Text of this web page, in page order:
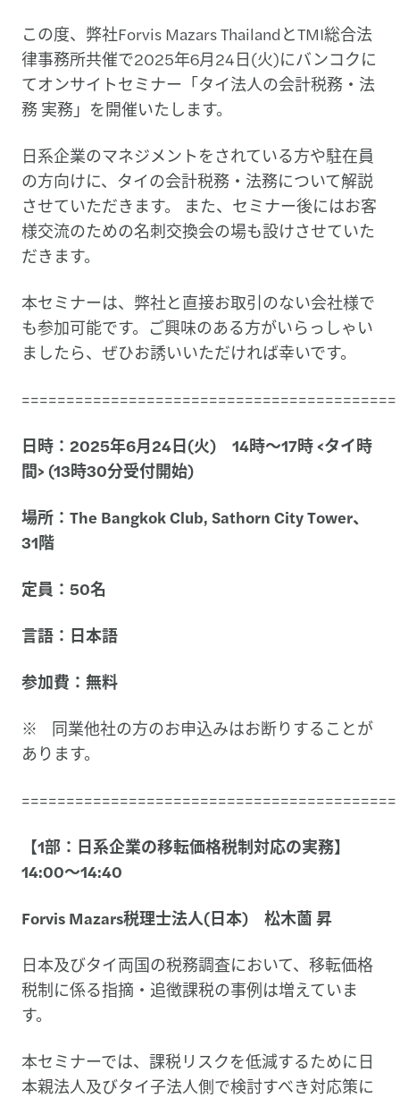
この度、弊社Forvis Mazars ThailandとTMI総合法
律事務所共催で2025年6月24日(火)にバンコクに
てオンサイトセミナー「タイ法人の会計税務・法
務 実務」を開催いたします。
日系企業のマネジメントをされている方や駐在員
の方向けに、タイの会計税務・法務について解説
させていただきます。 また、セミナー後にはお客
様交流のための名刺交換会の場も設けさせていた
だきます。
本セミナーは、弊社と直接お取引のない会社様で
も参加可能です。ご興味のある方がいらっしゃい
ましたら、ぜひお誘いいただければ幸いです。
==========================================
日時：2025年6月24日(火) 14時～17時 <タイ時
間> (13時30分受付開始)
場所：The Bangkok Club, Sathorn City Tower、
31階
定員：50名
言語：日本語
参加費：無料
※ 同業他社の方のお申込みはお断りすることが
あります。
==========================================
【1部：日系企業の移転価格税制対応の実務】
14:00～14:40
Forvis Mazars税理士法人(日本) 松木薗 昇
日本及びタイ両国の税務調査において、移転価格
税制に係る指摘・追徴課税の事例は増えていま
す。
本セミナーでは、課税リスクを低減するために日
本親法人及びタイ子法人側で検討すべき対応策に